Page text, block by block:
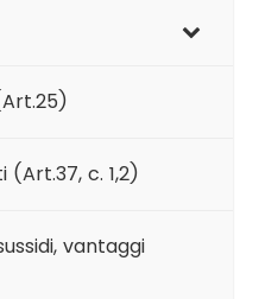
c. 1,2)
vantaggi